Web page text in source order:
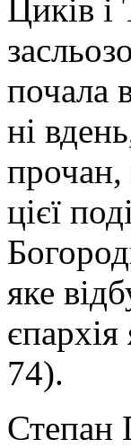
Циків
почала
ні
прочан,
цієї
яке
74).